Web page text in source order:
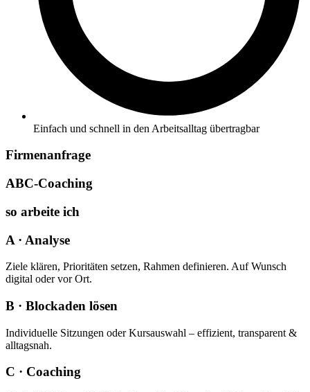
Einfach und schnell in den Arbeitsalltag übertragbar
Firmenanfrage
ABC-Coaching
so arbeite ich
A · Analyse
Ziele klären, Prioritäten setzen, Rahmen definieren. Auf Wunsch
digital oder vor Ort.
B · Blockaden lösen
Individuelle Sitzungen oder Kursauswahl – effizient, transparent &
alltagsnah.
C · Coaching